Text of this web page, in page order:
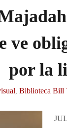
ve
por la
Biblioteca Bill